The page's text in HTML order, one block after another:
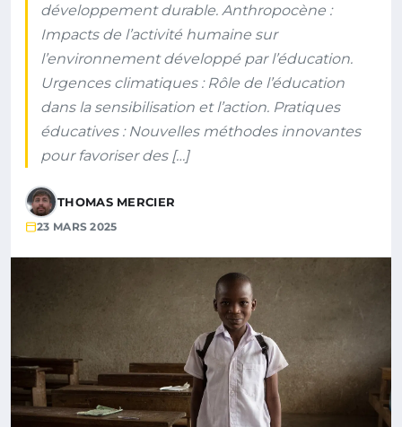
développement durable. Anthropocène :
Impacts de l’activité humaine sur
l’environnement développé par l’éducation.
Urgences climatiques : Rôle de l’éducation
dans la sensibilisation et l’action. Pratiques
éducatives : Nouvelles méthodes innovantes
pour favoriser des […]
THOMAS MERCIER
23 MARS 2025